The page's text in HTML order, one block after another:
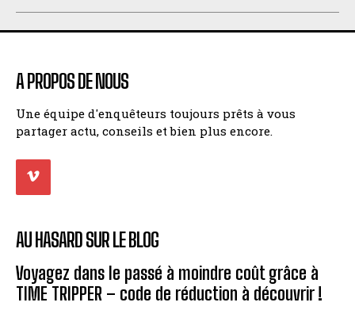
A PROPOS DE NOUS
Une équipe d'enquêteurs toujours prêts à vous
partager actu, conseils et bien plus encore.
AU HASARD SUR LE BLOG
Voyagez dans le passé à moindre coût grâce à
TIME TRIPPER – code de réduction à découvrir !